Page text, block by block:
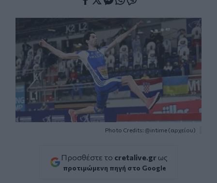
Photo Credits: @intime (αρχείου)
Προσθέστε το cretalive.gr ως
προτιμώμενη πηγή στο Google